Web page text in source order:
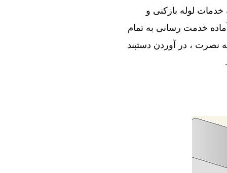
در ارائه خدمات لوله بازکنی و
خدمت رسانی به تمام
نصرت ، در آوردن دستبند